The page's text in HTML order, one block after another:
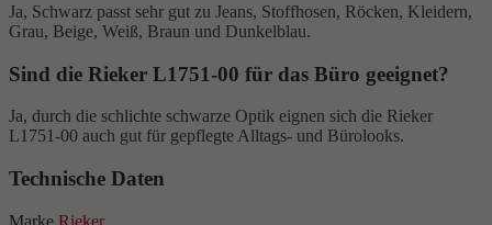
Ja, Schwarz passt sehr gut zu Jeans, Stoffhosen, Röcken, Kleidern,
Grau, Beige, Weiß, Braun und Dunkelblau.
Sind die Rieker L1751-00 für das Büro geeignet?
Ja, durch die schlichte schwarze Optik eignen sich die Rieker
L1751-00 auch gut für gepflegte Alltags- und Bürolooks.
Technische Daten
Marke Rieker